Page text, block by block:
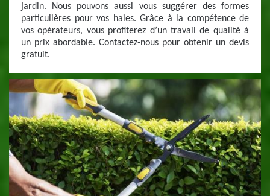
jardin. Nous pouvons aussi vous suggérer des formes
particulières pour vos haies. Grâce à la compétence de
vos opérateurs, vous profiterez d’un travail de qualité à
un prix abordable. Contactez-nous pour obtenir un devis
gratuit.